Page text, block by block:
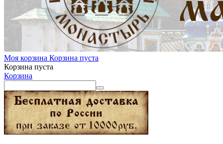
Моя корзина Корзина пуста
Корзина пуста
Корзина